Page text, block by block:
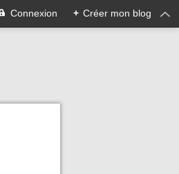
Connexion + Créer mon blog